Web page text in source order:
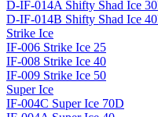
D-IF-014A Shifty Shad Ice
D-IF-014B Shifty Shad Ice
Strike Ice
IF-006 Strike Ice 25
IF-008 Strike Ice 40
IF-009 Strike Ice 50
Super Ice
IF-004C Super Ice 70D